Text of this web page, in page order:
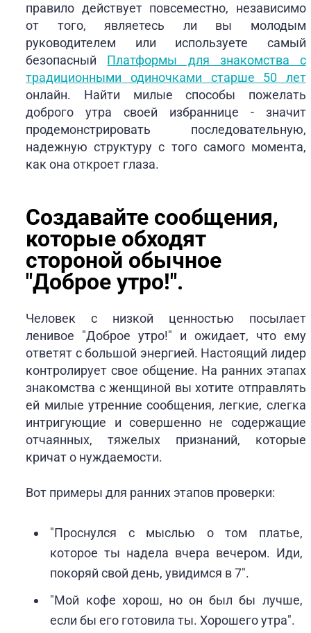
правило действует повсеместно, независимо
от того, являетесь ли вы молодым
руководителем или используете самый
безопасный Платформы для знакомства с
традиционными одиночками старше 50 лет
онлайн. Найти милые способы пожелать
доброго утра своей избраннице - значит
продемонстрировать последовательную,
надежную структуру с того самого момента,
как она откроет глаза.
Создавайте сообщения,
которые обходят
стороной обычное
"Доброе утро!".
Человек с низкой ценностью посылает
ленивое "Доброе утро!" и ожидает, что ему
ответят с большой энергией. Настоящий лидер
контролирует свое общение. На ранних этапах
знакомства с женщиной вы хотите отправлять
ей милые утренние сообщения, легкие, слегка
интригующие и совершенно не содержащие
отчаянных, тяжелых признаний, которые
кричат о нуждаемости.
Вот примеры для ранних этапов проверки:
"Проснулся с мыслью о том платье,
которое ты надела вчера вечером. Иди,
покоряй свой день, увидимся в 7".
"Мой кофе хорош, но он был бы лучше,
если бы его готовила ты. Хорошего утра".